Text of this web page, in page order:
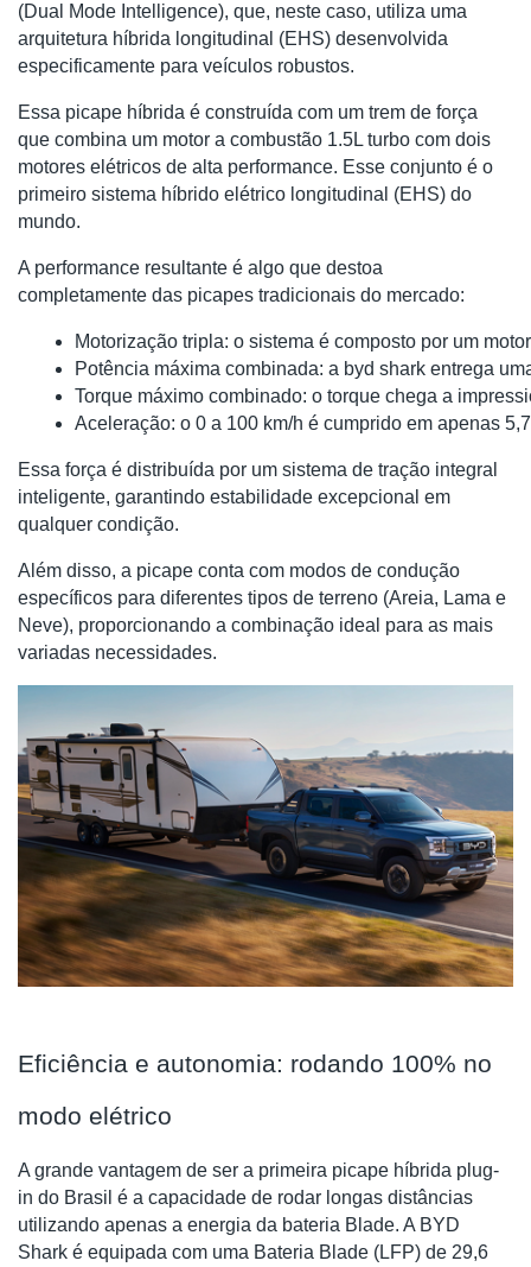
(Dual Mode Intelligence), que, neste caso, utiliza uma
arquitetura híbrida longitudinal (EHS) desenvolvida
especificamente para veículos robustos.
Essa picape híbrida é construída com um trem de força
que combina um motor a combustão 1.5L turbo com dois
motores elétricos de alta performance. Esse conjunto é o
primeiro sistema híbrido elétrico longitudinal (EHS) do
mundo.
A performance resultante é algo que destoa
completamente das picapes tradicionais do mercado:
Motorização tripla: o sistema é composto por um
Potência máxima combinada: a byd shark entrega
Torque máximo combinado: o torque chega a
Aceleração: o 0 a 100 km/h é cumprido em apenas
Essa força é distribuída por um sistema de tração integral
inteligente, garantindo estabilidade excepcional em
qualquer condição.
Além disso, a picape conta com modos de condução
específicos para diferentes tipos de terreno (Areia, Lama e
Neve), proporcionando a combinação ideal para as mais
variadas necessidades.
Eficiência e autonomia: rodando 100% no
modo elétrico
A grande vantagem de ser a primeira picape híbrida plug-
in do Brasil é a capacidade de rodar longas distâncias
utilizando apenas a energia da bateria Blade. A BYD
Shark é equipada com uma Bateria Blade (LFP) de 29,6